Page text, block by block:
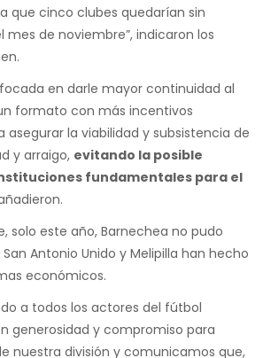
que cinco clubes quedarían sin
de noviembre”, indicaron los
en darle mayor continuidad al
formato con más incentivos
asegurar la viabilidad y subsistencia de
y arraigo, evitando la posible
fundamentales para el
solo este año, Barnechea no pudo
Antonio Unido y Melipilla han hecho
económicos.
a todos los actores del fútbol
generosidad y compromiso para
nuestra división y comunicamos que,